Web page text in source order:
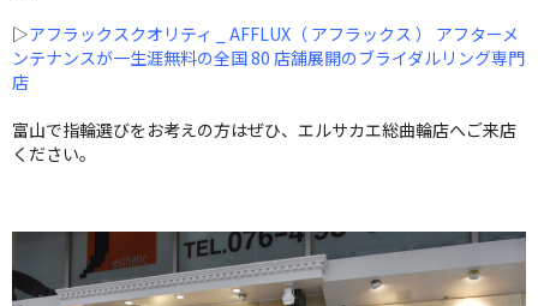
▷アフラックスクオリティ _ AFFLUX（ アフラックス ） アフターメ
ンテナンスが一生涯無料の全国 80 店舗展開のブライダルリング専門
店
富山で指輪選びをお考えの方はぜひ、エルサカエ総曲輪店へご来店
ください。